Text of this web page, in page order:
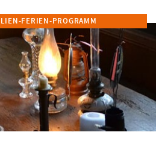
FERIEN-PROGRAMM